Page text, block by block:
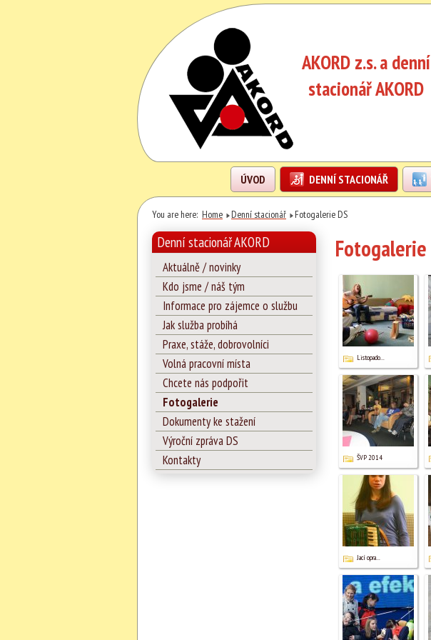
AKORD z.s. a denní
stacionář AKORD
ÚVOD DENNÍ STACIONÁŘ
You are here: Home Denní stacionář Fotogalerie DS
Denní stacionář AKORD
Aktuálně / novinky
Kdo jsme / náš tým
Informace pro zájemce o službu
Jak služba probíhá
Praxe, stáže, dobrovolníci
Volná pracovní místa
Chcete nás podpořit
Fotogalerie
Dokumenty ke stažení
Výroční zpráva DS
Kontakty
Fotogalerie
Listopado...
ŠVP 2014
Jací opra...